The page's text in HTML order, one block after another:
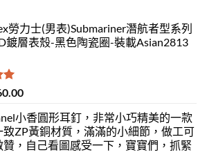
勞力士(男表)Submariner潛航者型系列
鍍層表殼-黑色陶瓷圈-裝載Asian2813
小香圓形耳釘，非常小巧精美的一款
致ZP黃銅材質，滿滿的小細節，做工可
贊，自己看圖感受一下，寶寶們，抓緊